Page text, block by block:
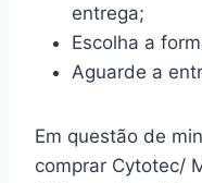
entrega;
Escolha a
Aguarde a
Em questão de
comprar Cytotec/